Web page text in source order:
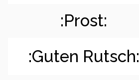
:Prost:
:Guten Rutsch: